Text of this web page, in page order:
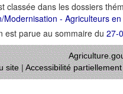
classée dans les dossiers
Modernisation - Agriculteurs
est parue au sommaire du 27-
site|Accessibilité